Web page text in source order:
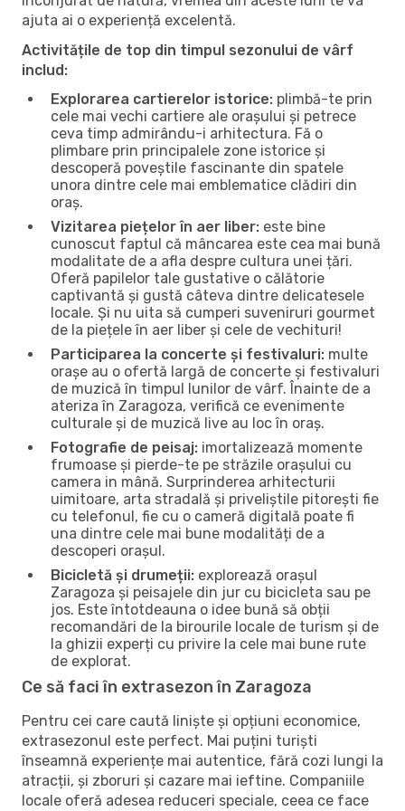
ajuta ai o experiență excelentă.
Activitățile de top din timpul sezonului de vârf
includ:
Explorarea cartierelor istorice: plimbă-te prin
cele mai vechi cartiere ale orașului și petrece
ceva timp admirându-i arhitectura. Fă o
plimbare prin principalele zone istorice și
descoperă poveștile fascinante din spatele
unora dintre cele mai emblematice clădiri din
oraș.
Vizitarea piețelor în aer liber: este bine
cunoscut faptul că mâncarea este cea mai bună
modalitate de a afla despre cultura unei țări.
Oferă papilelor tale gustative o călătorie
captivantă și gustă câteva dintre delicatesele
locale. Și nu uita să cumperi suveniruri gourmet
de la piețele în aer liber și cele de vechituri!
Participarea la concerte și festivaluri: multe
orașe au o ofertă largă de concerte și festivaluri
de muzică în timpul lunilor de vârf. Înainte de a
ateriza în Zaragoza, verifică ce evenimente
culturale și de muzică live au loc în oraș.
Fotografie de peisaj: imortalizează momente
frumoase și pierde-te pe străzile orașului cu
camera in mână. Surprinderea arhitecturii
uimitoare, arta stradală și priveliștile pitorești fie
cu telefonul, fie cu o cameră digitală poate fi
una dintre cele mai bune modalități de a
descoperi orașul.
Bicicletă și drumeții: explorează orașul
Zaragoza și peisajele din jur cu bicicleta sau pe
jos. Este întotdeauna o idee bună să obții
recomandări de la birourile locale de turism și de
la ghizii experți cu privire la cele mai bune rute
de explorat.
Ce să faci în extrasezon în Zaragoza
Pentru cei care caută liniște și opțiuni economice,
extrasezonul este perfect. Mai puțini turiști
înseamnă experiențe mai autentice, fără cozi lungi la
atracții, și zboruri și cazare mai ieftine. Companiile
locale oferă adesea reduceri speciale, ceea ce face